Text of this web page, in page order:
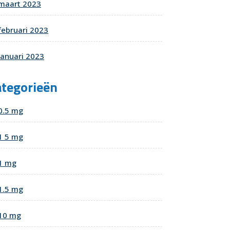
2023
2023
2023
mg
5 mg
mg
mg
mg